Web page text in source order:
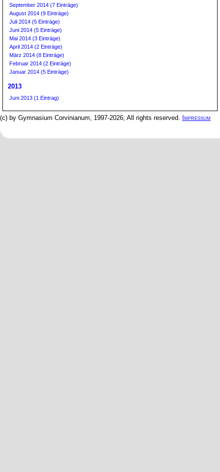
September 2014 (7 Einträge)
August 2014 (9 Einträge)
Juli 2014 (5 Einträge)
Juni 2014 (5 Einträge)
Mai 2014 (3 Einträge)
April 2014 (2 Einträge)
März 2014 (8 Einträge)
Februar 2014 (2 Einträge)
Januar 2014 (5 Einträge)
2013
Juni 2013 (1 Eintrag)
(c) by Gymnasium Corvinianum, 1997-2026; All rights reserved. Impressum